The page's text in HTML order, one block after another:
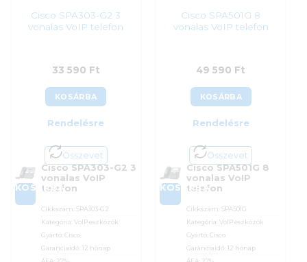
Cisco SPA303-G2 3
vonalas VoIP telefon
33 590 Ft
KOSÁRBA
Rendelésre
Összevet
KOSÁRBA
Cisco SPA303-G2 3
vonalas VoIP
telefon
Cikkszám:SPA303-G2
Kategória:VoIP eszközök
Gyártó:Cisco
Garanciaidő:12 hónap
Cisco SPA501G 8
vonalas VoIP telefon
49 590 Ft
KOSÁRBA
Rendelésre
Összevet
KOSÁRBA
Cisco SPA501G 8
vonalas VoIP
telefon
Cikkszám: SPA501G
Kategória: VoIP eszközök
Gyártó: Cisco
Garanciaidő: 12 hónap